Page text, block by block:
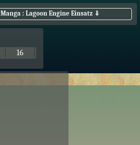
Manga : Lagoon Engine Einsatz ⇓
16